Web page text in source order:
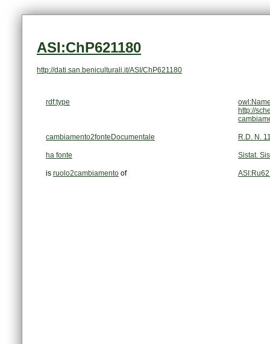
ASI:ChP621180
http://dati.san.beniculturali.it/ASI/ChP621180
rdf:type
http://
cambiamento2fonteDocumentale R.D. N.
ha fonte Sistat.
is ruolo2cambiamento of